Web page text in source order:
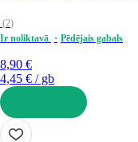
(2)
Ir noliktavā
Pēdējais gabals
8,90 €
4,45 € / gb
LIKT GROZĀ